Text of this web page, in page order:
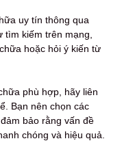
uy tín thông qua
kiếm trên mạng,
hoặc hỏi ý kiến từ
phù hợp, hãy liên
Bạn nên chọn các
bảo rằng vấn đề
chóng và hiệu quả.